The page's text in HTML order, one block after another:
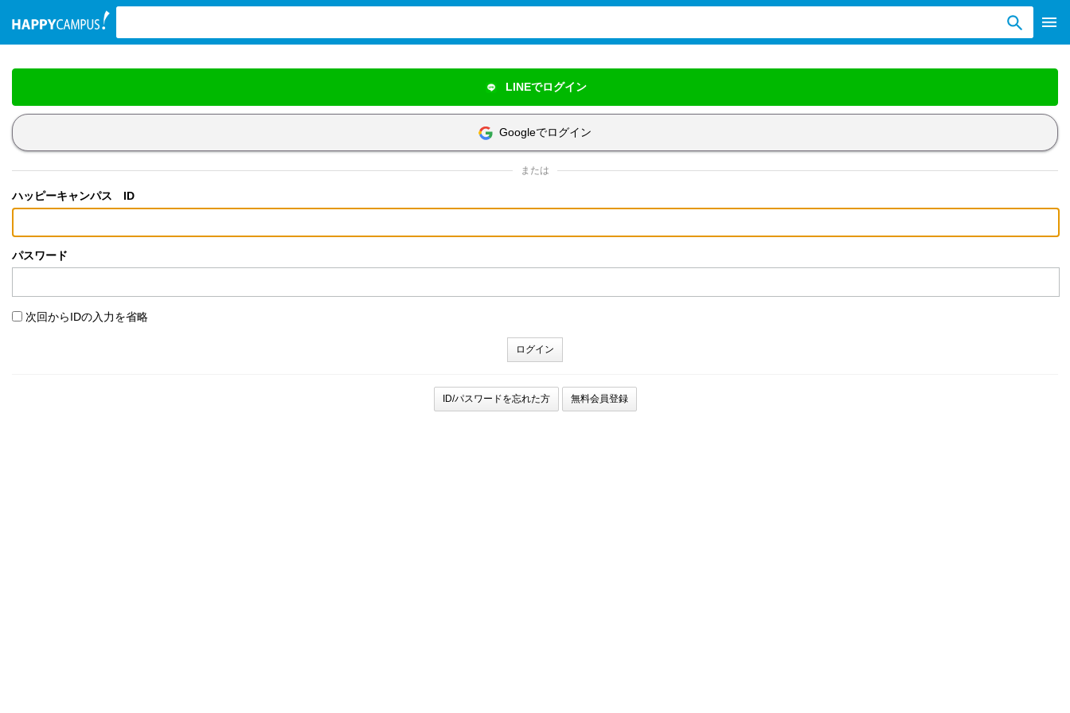
LINEでログイン
Googleでログイン
または
ハッピーキャンパス ID
パスワード
次回からIDの入力を省略
ID/パスワードを忘れた方 無料会員登録